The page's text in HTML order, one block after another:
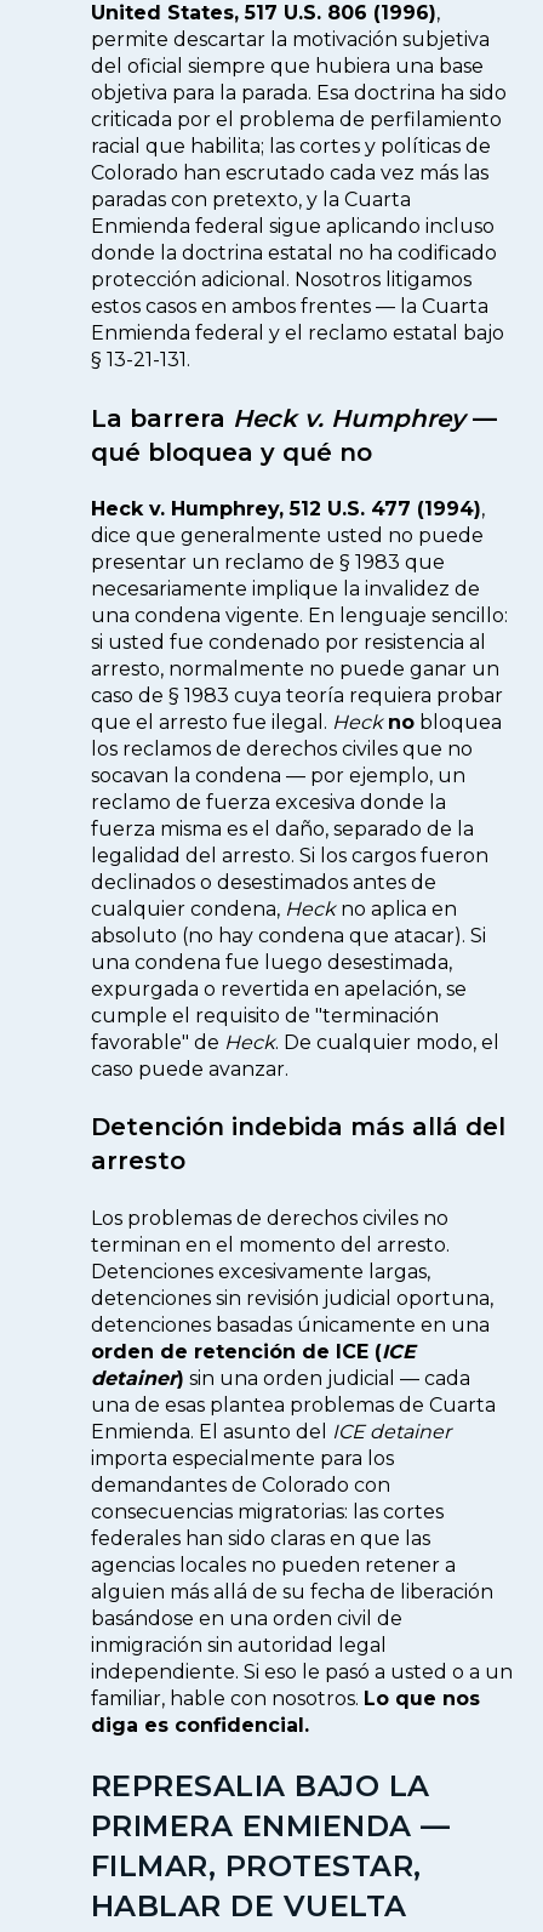
United States, 517 U.S. 806 (1996),
permite descartar la motivación subjetiva
del oficial siempre que hubiera una base
objetiva para la parada. Esa doctrina ha sido
criticada por el problema de perfilamiento
racial que habilita; las cortes y políticas de
Colorado han escrutado cada vez más las
paradas con pretexto, y la Cuarta
Enmienda federal sigue aplicando incluso
donde la doctrina estatal no ha codificado
protección adicional. Nosotros litigamos
estos casos en ambos frentes — la Cuarta
Enmienda federal y el reclamo estatal bajo
§ 13-21-131.
La barrera Heck v. Humphrey—
qué bloquea y qué no
Heck v. Humphrey, 512 U.S. 477 (1994),
dice que generalmente usted no puede
presentar un reclamo de § 1983 que
necesariamente implique la invalidez de
una condena vigente. En lenguaje sencillo:
si usted fue condenado por resistencia al
arresto, normalmente no puede ganar un
caso de § 1983 cuya teoría requiera probar
que el arresto fue ilegal. Heck no bloquea
los reclamos de derechos civiles que no
socavan la condena — por ejemplo, un
reclamo de fuerza excesiva donde la
fuerza misma es el daño, separado de la
legalidad del arresto. Si los cargos fueron
declinados o desestimados antes de
cualquier condena, Heckno aplica en
absoluto (no hay condena que atacar). Si
una condena fue luego desestimada,
expurgada o revertida en apelación, se
cumple el requisito de "terminación
favorable" de Heck. De cualquier modo, el
caso puede avanzar.
Detención indebida más allá del
arresto
Los problemas de derechos civiles no
terminan en el momento del arresto.
Detenciones excesivamente largas,
detenciones sin revisión judicial oportuna,
detenciones basadas únicamente en una
orden de retención de ICE (ICE
detainer) sin una orden judicial — cada
una de esas plantea problemas de Cuarta
Enmienda. El asunto del
ICE detainer
importa especialmente para los
demandantes de Colorado con
consecuencias migratorias: las cortes
federales han sido claras en que las
agencias locales no pueden retener a
alguien más allá de su fecha de liberación
basándose en una orden civil de
inmigración sin autoridad legal
independiente. Si eso le pasó a usted o a un
familiar, hable con nosotros. Lo que nos
diga es confidencial.
REPRESALIA BAJO LA
PRIMERA ENMIENDA —
FILMAR, PROTESTAR,
HABLAR DE VUELTA